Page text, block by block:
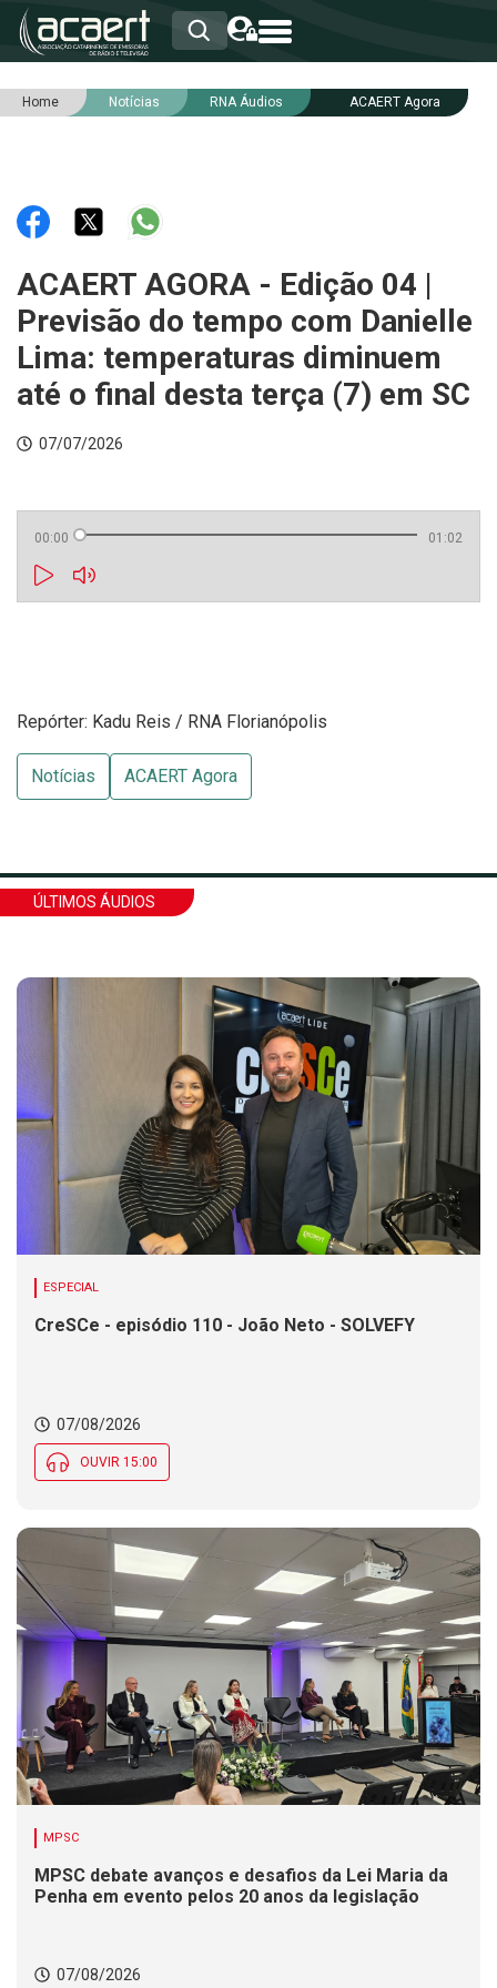
HOME
RNA
NOTÍCIAS
INTEGRIDADE
Home Notícias RNA Áudios ACAERT Agora
ACAERT AGORA - Edição 04 |
Previsão do tempo com Danielle
Lima: temperaturas diminuem
até o final desta terça (7) em SC
07/07/2026
00:00 01:02
Repórter: Kadu Reis / RNA Florianópolis
Notícias ACAERT Agora
ÚLTIMOS ÁUDIOS
ESPECIAL
CreSCe - episódio 110 - João Neto - SOLVEFY
07/08/2026
OUVIR 15:00
MPSC
MPSC debate avanços e desafios da Lei Maria da
Penha em evento pelos 20 anos da legislação
07/08/2026